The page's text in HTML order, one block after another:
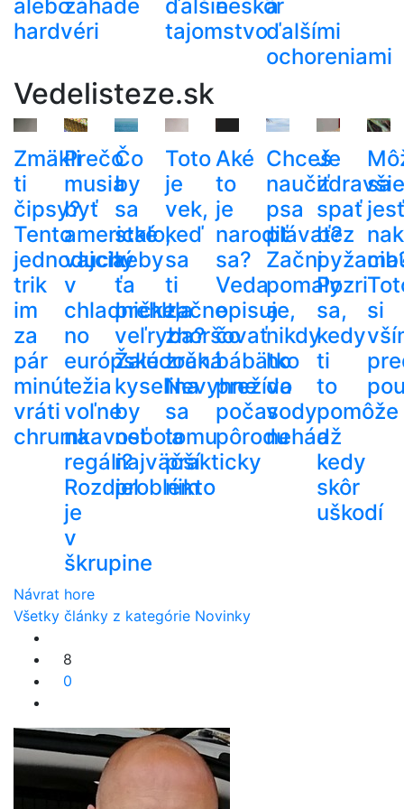
alebo
hardvéri
záhade
ďalšie
tajomstvo
neskôr
a
ďalšími
ochoreniami
Vedelisteze.sk
Zmäkli
ti
čipsy?
Tento
jednoduchý
trik
im
za
pár
minút
vráti
chrumkavosť
Prečo
musia
byť
americké
vajcia
v
chladničke,
no
európske
ležia
voľne
na
regáli?
Rozdiel
je
v
škrupine
Čo
by
sa
stalo,
keby
ťa
prehltla
veľryba?
Žalúdočná
kyselina
by
nebola
najväčší
problém
Toto
je
vek,
keď
sa
ti
začne
zhoršovať
zrak.
Nevyhne
sa
tomu
prakticky
nikto
Aké
to
je
narodiť
sa?
Veda
opisuje,
čo
bábätko
prežíva
počas
pôrodu
Chceš
naučiť
psa
plávať?
Začni
pomaly
a
nikdy
ho
do
vody
nehádž
Je
zdravšie
spať
bez
Pozri
sa,
kedy
ti
to
pomôže
a
kedy
skôr
uškodí
sa
jesť
si
Návrat hore
Všetky články z kategórie Novinky
8
0